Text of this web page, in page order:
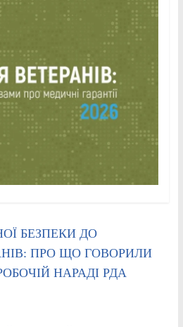
БЕЗПЕКИ ДО
ПРО ЩО ГОВОРИЛИ
НАРАДІ РДА